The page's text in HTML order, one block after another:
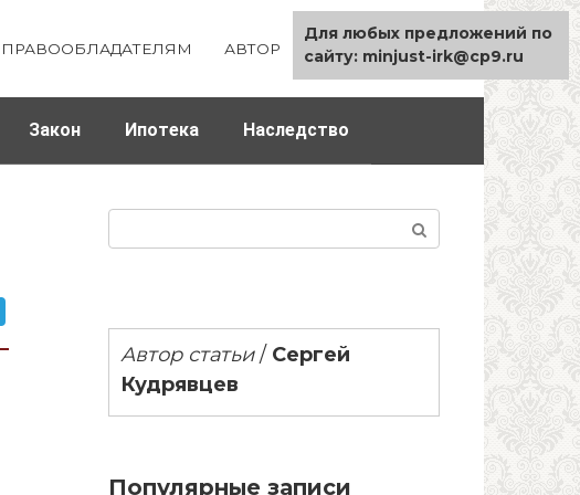
ПРАВООБЛАДАТЕЛЯМ АВТОР КАРТА САЙТА
Закон Ипотека Наследство
Автор статьи/ Сергей
Кудрявцев
Популярные записи
Для любых предложений по
сайту: minjust-irk@cp9.ru